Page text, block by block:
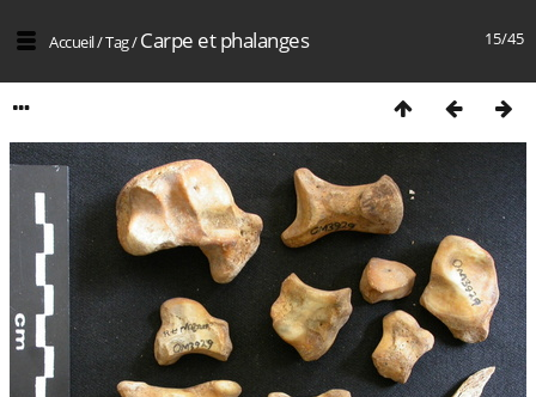
15/45
Accueil/Tag/Carpe et phalanges